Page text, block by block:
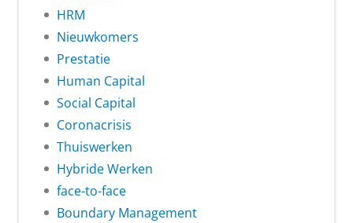
HRM
Nieuwkomers
Prestatie
Human Capital
Social Capital
Coronacrisis
Thuiswerken
Hybride Werken
face-to-face
Boundary Management